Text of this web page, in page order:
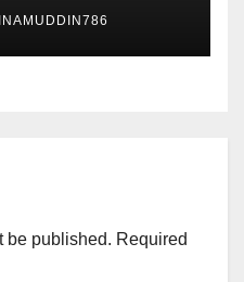
be published. Required